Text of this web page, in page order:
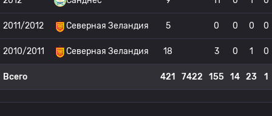
2011/2012 Северная Зеландия 5 0 0 0 0
2010/2011 Северная Зеландия 18 3 0 1 0
Всего 421 7422 155 14 23 1